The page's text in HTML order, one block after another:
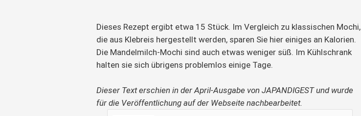
Dieses Rezept ergibt etwa 15 Stück. Im Vergleich zu klassischen Mochi,
die aus Klebreis hergestellt werden, sparen Sie hier einiges an Kalorien.
Die Mandelmilch-Mochi sind auch etwas weniger süß. Im Kühlschrank
halten sie sich übrigens problemlos einige Tage.
Dieser Text erschien in der April-Ausgabe von JAPANDIGEST und wurde
für die Veröffentlichung auf der Webseite nachbearbeitet.